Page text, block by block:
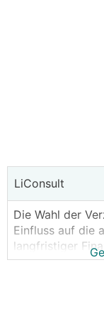
LiConsult
Die Wahl der
Einfluss auf die
langfristiger
Dieser Thread